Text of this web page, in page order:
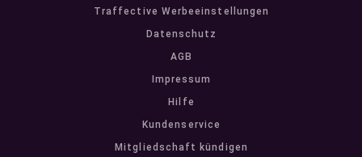
Traffective Werbeeinstellungen
Datenschutz
AGB
Impressum
Hilfe
Kundenservice
Mitgliedschaft kündigen